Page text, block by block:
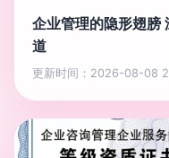
企业管理的隐形翅膀
道
更新时间：2026-08-08